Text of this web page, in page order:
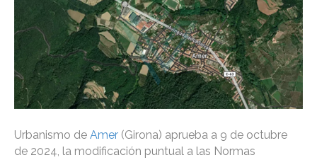
Urbanismo de Amer (Girona) aprueba a 9 de octubre
de 2024, la modificación puntual a las Normas